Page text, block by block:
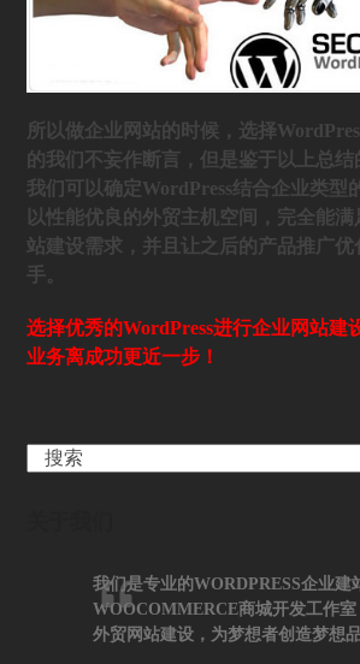
所以做企业网站的时候，选择
的我们不妄作断言，但是鉴于以上总
我们可以确定WordPress结合企业类型
以性能优良的外贸主机空间，完全能满
站建设需求，并且让之后的产品推广
手。
选择优秀的WordPress进行企业网站建
业务离成功更近一步！
Search
我们是专业的WORDPRESS企业建
WOOCOMMERCE商城开发工作室
外贸网站建设，为梦想者创造梦想品